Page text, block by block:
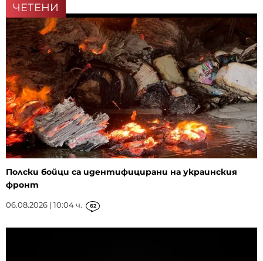
ЧЕТЕНИ
Полски бойци са идентифицирани на украинския
фронт
06.08.2026 | 10:04 ч. 62